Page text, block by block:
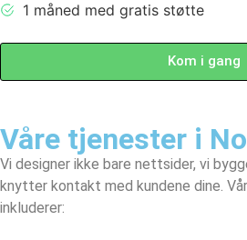
1 måned med gratis støtte
Kom i gang
Våre tjenester i
Vi designer ikke bare nettsider, vi
knytter kontakt med kundene dine.
inkluderer: